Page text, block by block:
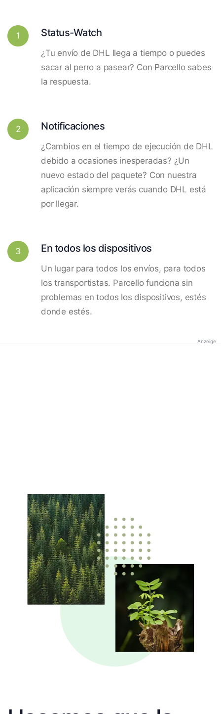
1 Status-Watch
¿Tu envío de DHL llega a tiempo o puedes
sacar al perro a pasear? Con Parcello sabes
la respuesta.
2 Notificaciones
¿Cambios en el tiempo de ejecución de DHL
debido a ocasiones inesperadas? ¿Un
nuevo estado del paquete? Con nuestra
aplicación siempre verás cuando DHL está
por llegar.
3 En todos los dispositivos
Un lugar para todos los envíos, para todos
los transportistas. Parcello funciona sin
problemas en todos los dispositivos, estés
donde estés.
Anzeige